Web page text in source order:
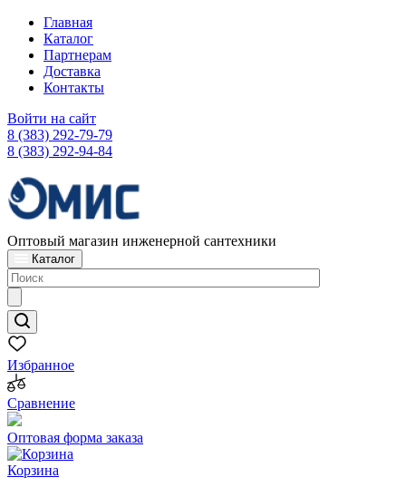
Главная
Каталог
Партнерам
Доставка
Контакты
Войти на сайт
8 (383) 292-79-79
8 (383) 292-94-84
Оптовый магазин инженерной сантехники
Каталог
Избранное
Сравнение
Оптовая форма заказа
Корзина